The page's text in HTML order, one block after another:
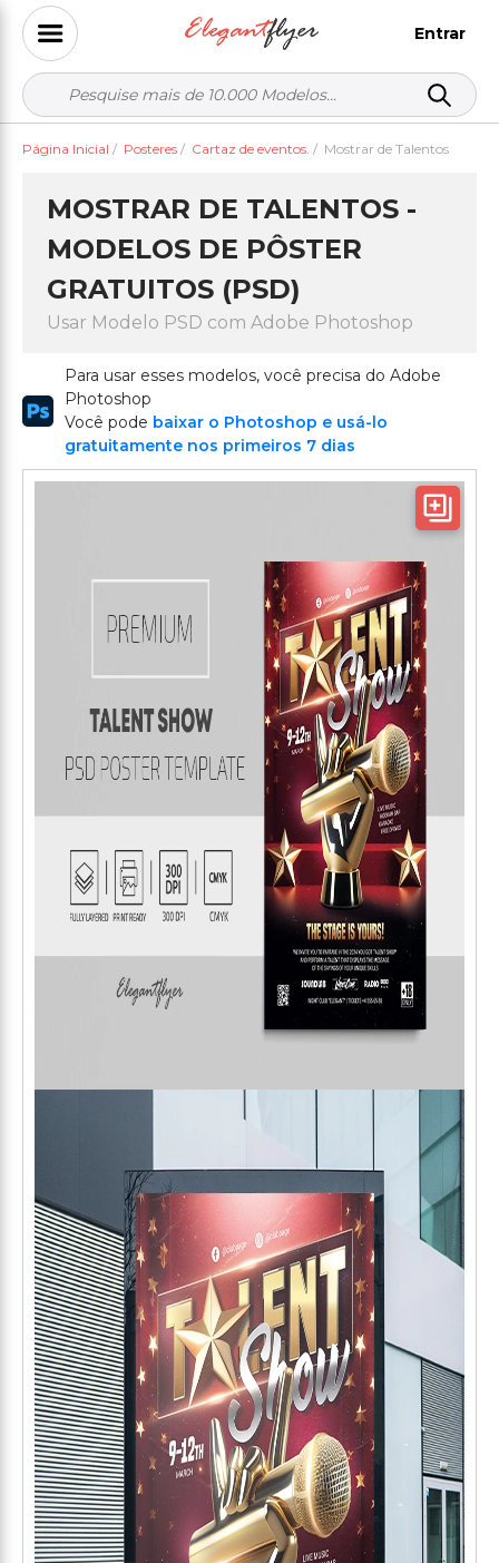
Entrar
Página Inicial / Posteres / Cartaz de eventos. / Mostrar de Talentos
MOSTRAR DE TALENTOS -
MODELOS DE PÔSTER
GRATUITOS (PSD)
Usar Modelo PSD com Adobe Photoshop
Para usar esses modelos, você precisa do Adobe
Photoshop
Você pode baixar o Photoshop e usá-lo
gratuitamente nos primeiros 7 dias